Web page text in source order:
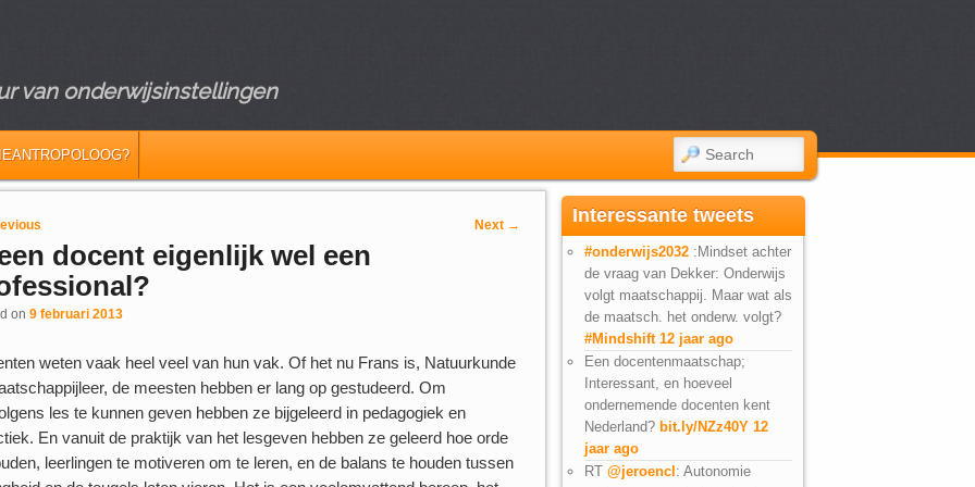
van onderwijsinstellingen
SEARCH
navigation Next →
docent eigenlijk wel een
on 9 februari 2013
weten vaak heel veel van hun vak. Of het nu Frans is, Natuurkunde
de meesten hebben er lang op gestudeerd. Om
les te kunnen geven hebben ze bijgeleerd in pedagogiek en
En vanuit de praktijk van het lesgeven hebben ze geleerd hoe orde
leerlingen te motiveren om te leren, en de balans te houden tussen
Interessante tweets
#onderwijs2032 :Mindset achter
de vraag van Dekker: Onderwijs
volgt maatschappij. Maar wat als
de maatsch. het onderw. volgt?
#Mindshift 12 jaar ago
Een docentenmaatschap;
Interessant, en hoeveel
ondernemende docenten kent
Nederland? bit.ly/NZz40Y 12
jaar ago
RT@jeroencl : Autonomie